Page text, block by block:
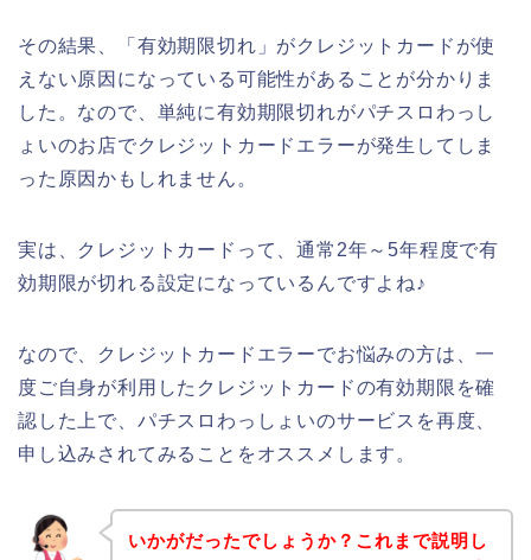
その結果、「有効期限切れ」がクレジットカードが使
えない原因になっている可能性があることが分かりま
した。なので、単純に有効期限切れがパチスロわっし
ょいのお店でクレジットカードエラーが発生してしま
った原因かもしれません。
実は、クレジットカードって、通常2年～5年程度で有
効期限が切れる設定になっているんですよね♪
なので、クレジットカードエラーでお悩みの方は、一
度ご自身が利用したクレジットカードの有効期限を確
認した上で、パチスロわっしょいのサービスを再度、
申し込みされてみることをオススメします。
いかがだったでしょうか？これまで説明し